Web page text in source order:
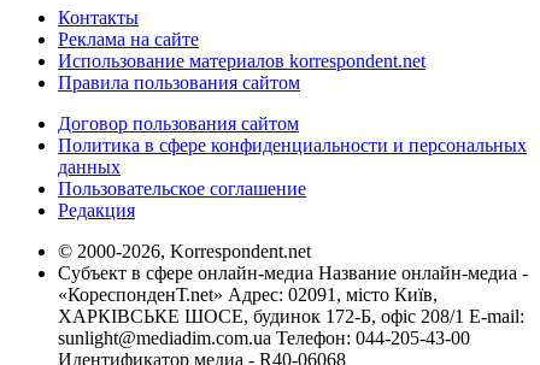
Контакты
Реклама на сайте
Использование материалов korrespondent.net
Правила пользования сайтом
Договор пользования сайтом
Политика в сфере конфиденциальности и персональных
данных
Пользовательское соглашение
Редакция
© 2000-2026, Korrespondent.net
Субъект в сфере онлайн-медиа Название онлайн-медиа -
«КореспонденТ.net» Адрес: 02091, місто Київ,
ХАРКІВСЬКЕ ШОСЕ, будинок 172-Б, офіс 208/1 E-mail:
sunlight@mediadim.com.ua Телефон: 044-205-43-00
Идентификатор медиа - R40-06068